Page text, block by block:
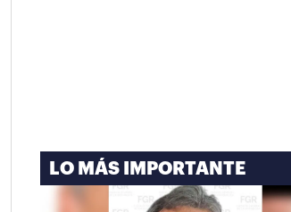
LO MÁS IMPORTANTE